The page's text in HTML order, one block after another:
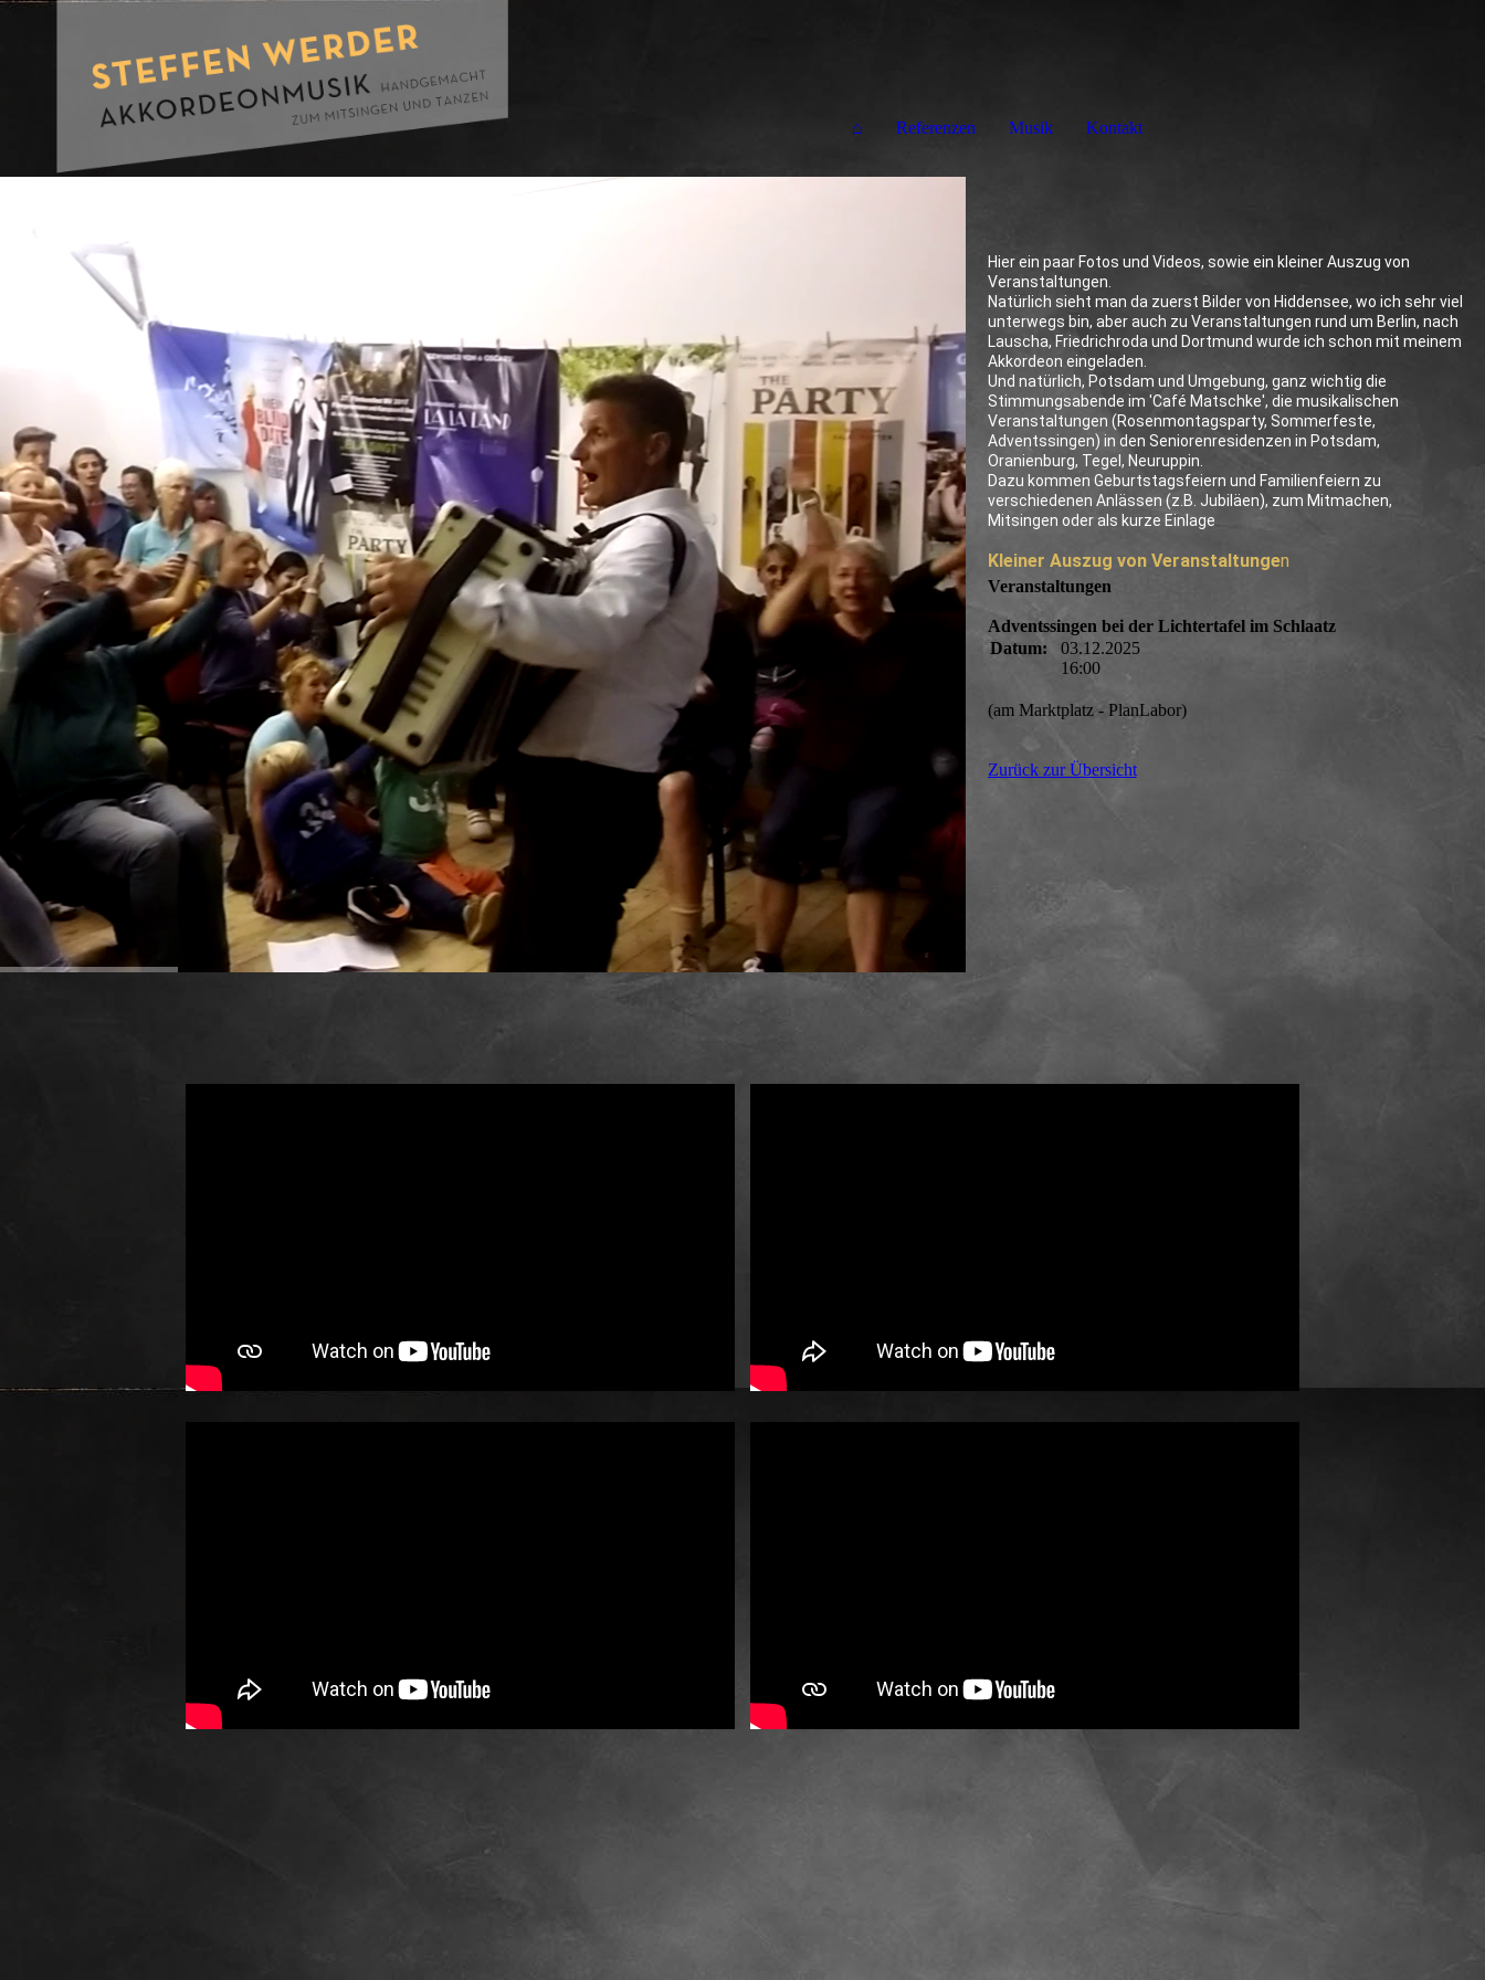
⌂ Referenzen Musik Kontakt
Hier ein paar Fotos und Videos, sowie ein kleiner Auszug von
Veranstaltungen.
Natürlich sieht man da zuerst Bilder von Hiddensee, wo ich sehr viel
unterwegs bin, aber auch zu Veranstaltungen rund um Berlin, nach
Lauscha, Friedrichroda und Dortmund wurde ich schon mit meinem
Akkordeon eingeladen.
Und natürlich, Potsdam und Umgebung, ganz wichtig die
Stimmungsabende im 'Café Matschke', die musikalischen
Veranstaltungen (Rosenmontagsparty, Sommerfeste,
Adventssingen) in den Seniorenresidenzen in Potsdam,
Oranienburg, Tegel, Neuruppin.
Dazu kommen Geburtstagsfeiern und Familienfeiern zu
verschiedenen Anlässen (z.B. Jubiläen), zum Mitmachen,
Mitsingen oder als kurze Einlage
Kleiner Auszug von Veranstaltungen
Veranstaltungen
Adventssingen bei der Lichtertafel im Schlaatz
Datum:
03.12.2025
16:00
(am Marktplatz - PlanLabor)
Zurück zur Übersicht